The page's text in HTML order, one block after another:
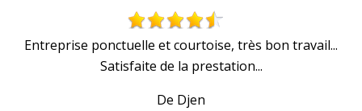
Entreprise ponctuelle et courtoise, très bon travail...
Satisfaite de la prestation...
De Djen